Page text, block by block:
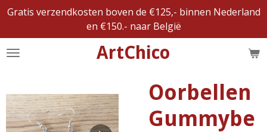
Ga
naar
de
ArtChico
Gratis verzendkosten boven de €125,- binnen Nederland
en €150.- naar België
Oorbellen
Gummybe